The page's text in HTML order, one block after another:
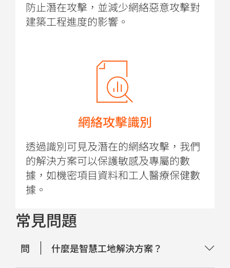
防止潛在攻擊，並減少網絡惡意攻擊對
建築工程進度的影響。
網絡攻擊識別
透過識別可見及潛在的網絡攻擊，我們
的解決方案可以保護敏感及專屬的數
據，如機密項目資料和工人醫療保健數
據。
常見問題
問 什麼是智慧工地解決方案？